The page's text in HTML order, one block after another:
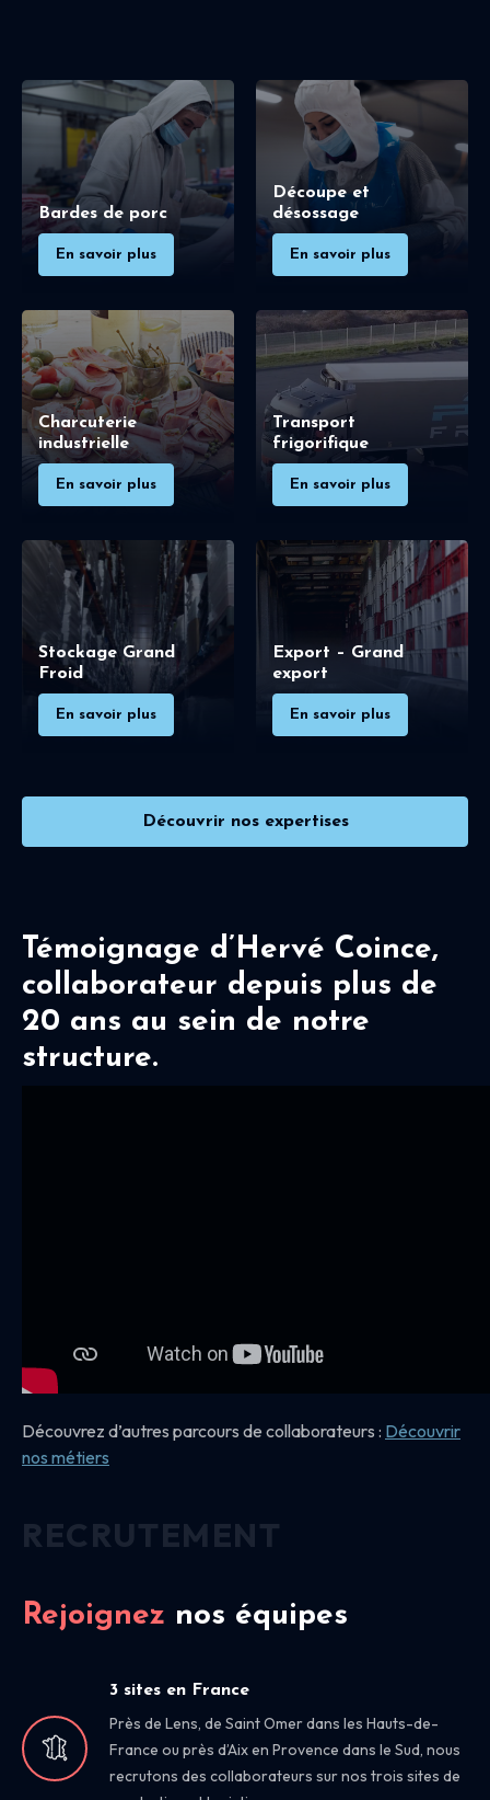
Bardes de porc
En savoir plus
Découpe et
désossage
En savoir plus
Charcuterie
industrielle
En savoir plus
Transport
frigorifique
En savoir plus
Stockage Grand
Froid
En savoir plus
Export – Grand
export
En savoir plus
Découvrir nos expertises
Témoignage d’Hervé Coince,
collaborateur depuis plus de
20 ans au sein de notre
structure.
Découvrez d’autres parcours de collaborateurs : Découvrir
nos métiers
Rejoignez nos équipes
3 sites en France
Près de Lens, de Saint Omer dans les Hauts-de-
France ou près d’Aix en Provence dans le Sud, nous
recrutons des collaborateurs sur nos trois sites de
RECRUTEMENT